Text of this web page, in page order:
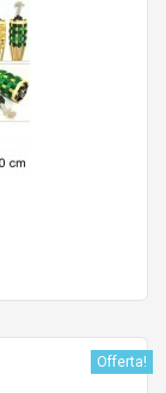
Offerta!